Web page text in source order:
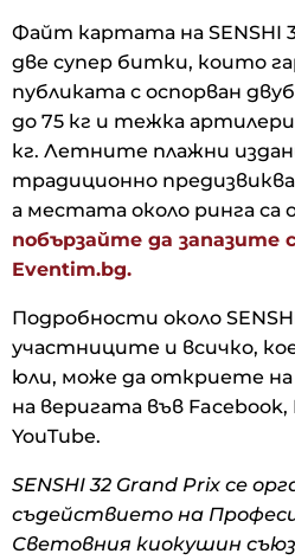
Файт картата на SENSHI
две супер битки, които
публиката с оспорван
до 75 кг и тежка
кг. Летните плажни
традиционно
а местата около ринга са
побързайте да запазите
Eventim.bg.
Подробности около
участниците и всичко,
юли, може да откриете
на веригата във Facebook,
YouTube.
SENSHI 32 Grand Prix се
съдействието на
Световния киокушин